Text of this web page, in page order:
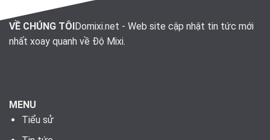
VỀ CHÚNG TÔIDomixi.net - Web site cập nhật tin tức mới
nhất xoay quanh về Độ Mixi.
MENU
Tiểu sử